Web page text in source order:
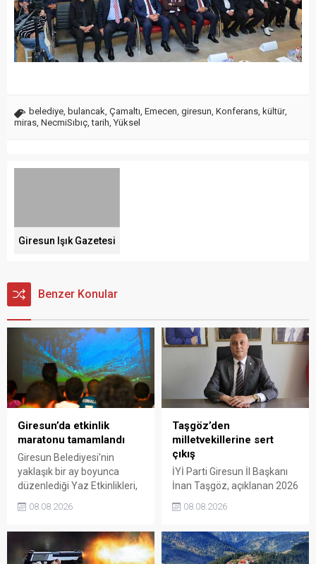
belediye, bulancak, Çamaltı, Emecen, giresun, Konferans, kültür,
miras, NecmiSıbıç,tarih, Yüksel
Giresun Işık Gazetesi
Benzer Konular
Giresun’da etkinlik
maratonu tamamlandı
Giresun Belediyesi'nin
yaklaşık bir ay boyunca
düzenlediği Yaz Etkinlikleri,
binlerce vatandaşı kültür,
sanat ve eğlenceyle
organizasyonun ardından
Kadın El Emeği Pazarı'nın
08.08.2026
Taşgöz’den
milletvekillerine sert
çıkış
İYİ Parti Giresun İl Başkanı
İnan Taşgöz, açıklanan 2026
yılı fındık alım fiyatı
üzerinden iktidar
eleştirdi. Taşgöz, üreticinin
emeğinin karşılığını
08.08.2026